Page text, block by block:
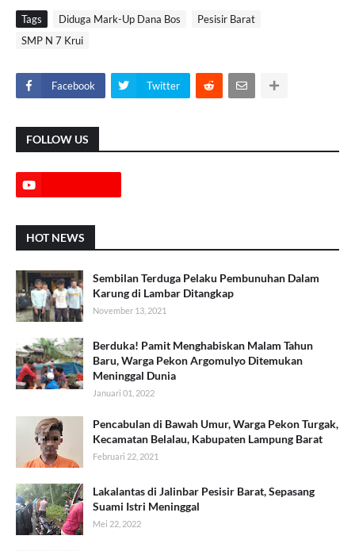
Tags Diduga Mark-Up Dana Bos
Pesisir Barat
SMP N 7 Krui
Facebook Twitter
FOLLOW US
HOT NEWS
Sembilan Terduga Pelaku Pembunuhan Dalam
Karung di Lambar Ditangkap
November 13, 2021
Berduka! Pamit Menghabiskan Malam Tahun
Baru, Warga Pekon Argomulyo Ditemukan
Meninggal Dunia
Januari 01, 2022
Pencabulan di Bawah Umur, Warga Pekon Turgak,
Kecamatan Belalau, Kabupaten Lampung Barat
Februari 22, 2021
Lakalantas di Jalinbar Pesisir Barat, Sepasang
Suami Istri Meninggal
Mei 22, 2022